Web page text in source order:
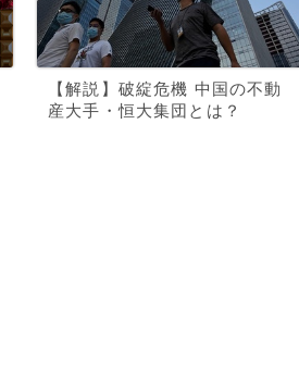
【解説】破綻危機 中国の不動
産大手・恒大集団とは？